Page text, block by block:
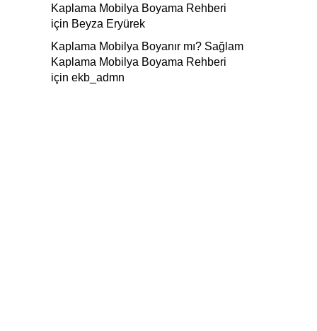
Kaplama Mobilya Boyama Rehberi
için Beyza Eryürek
Kaplama Mobilya Boyanır mı? Sağlam
Kaplama Mobilya Boyama Rehberi
içinekb_admn